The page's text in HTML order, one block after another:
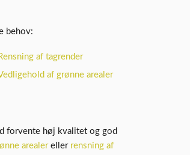
behov:
af tagrender
af grønne arealer
forvente høj kvalitet og god
arealereller rensning af